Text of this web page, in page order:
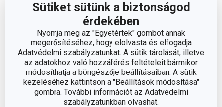
Sütiket sütünk a biztonságod
érdekében
Nyomja meg az "Egyetértek" gombot annak
megerősítéséhez, hogy elolvasta és elfogadja
Adatvédelmi szabályzatunkat. A sütik tárolását, illetve
az adatokhoz való hozzáférés feltételeit bármikor
módosíthatja a böngészője beállításaiban. A sütik
kezeléséhez kattintson a "Beállítások módosítása"
gombra. További információt az Adatvédelmi
szabályzatunkban olvashat.
Kosárba